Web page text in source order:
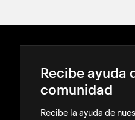
Recibe ayuda
comunidad
Recibe la ayuda de